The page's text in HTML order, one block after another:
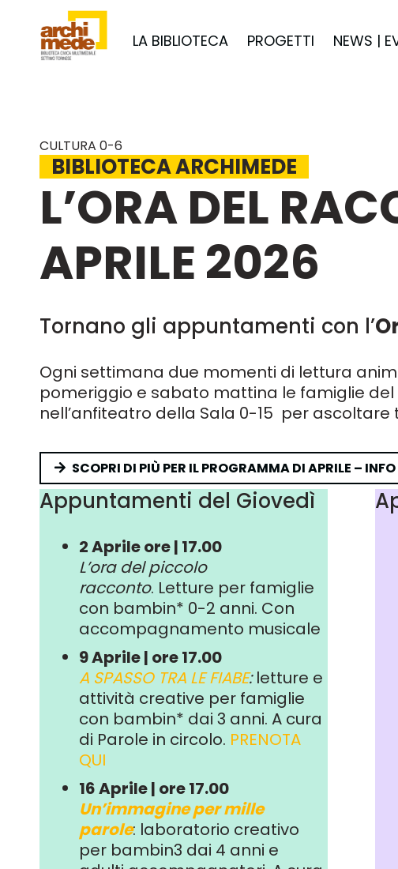
LA BIBLIOTECA PROGETTI NEWS |
CULTURA 0-6
BIBLIOTECA ARCHIMEDE
L’ORA DEL
APRILE 2026
Tornano gli appuntamenti con l’
Ogni settimana due momenti di lettura
pomeriggio e sabato mattina le famiglie
nell’anfiteatro della Sala 0-15 per
SCOPRI DI PIÙ PER IL PROGRAMMA DI APRILE –
Appuntamenti del Giovedì
2 Aprileore | 17.00
L’ora del piccolo
racconto. Letture per famiglie
con bambin* 0-2 anni. Con
accompagnamento musicale
9 Aprile | ore 17.00
A SPASSO TRA LE FIABE:letture e
attività creative per famiglie
con bambin* dai 3 anni. A cura
di Parole in circolo. PRENOTA
QUI
16 Aprile | ore 17.00
Un’immagine per mille
parole: laboratorio creativo
per bambin3 dai 4 anni e